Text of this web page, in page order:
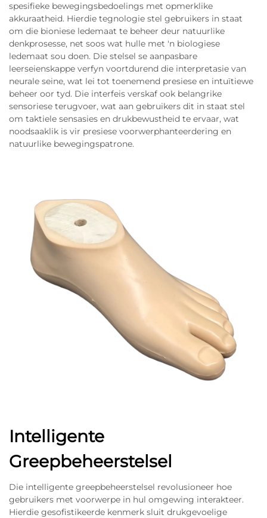
spesifieke bewegingsbedoelings met opmerklike
akkuraatheid. Hierdie tegnologie stel gebruikers in staat
om die bioniese ledemaat te beheer deur natuurlike
denkprosesse, net soos wat hulle met 'n biologiese
ledemaat sou doen. Die stelsel se aanpasbare
leerseienskappe verfyn voortdurend die interpretasie van
neurale seine, wat lei tot toenemend presiese en intuïtiewe
beheer oor tyd. Die interfeis verskaf ook belangrike
sensoriese terugvoer, wat aan gebruikers dit in staat stel
om taktiele sensasies en drukbewustheid te ervaar, wat
noodsaaklik is vir presiese voorwerphanteerdering en
natuurlike bewegingspatrone.
Intelligente
Greepbeheerstelsel
Die intelligente greepbeheerstelsel revolusioneer hoe
gebruikers met voorwerpe in hul omgewing interakteer.
Hierdie gesofistikeerde kenmerk sluit drukgevoelige